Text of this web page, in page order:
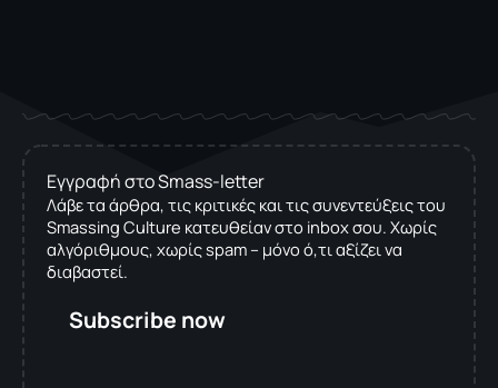
Εγγραφή στο Smass-letter
Λάβε τα άρθρα, τις κριτικές και τις συνεντεύξεις του
Smassing Culture κατευθείαν στο inbox σου. Χωρίς
αλγόριθμους, χωρίς spam – μόνο ό,τι αξίζει να
διαβαστεί.
Subscribe now